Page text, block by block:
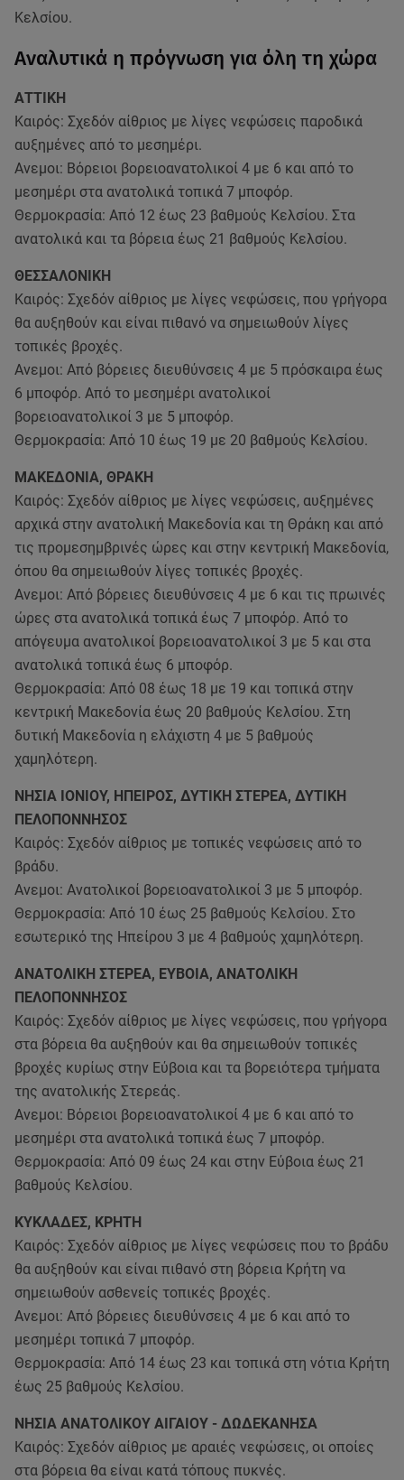
Κελσίου.
Αναλυτικά η πρόγνωση για όλη τη χώρα
ΑΤΤΙΚΗ
Καιρός: Σχεδόν αίθριος με λίγες νεφώσεις παροδικά
αυξημένες από το μεσημέρι.
Ανεμοι: Βόρειοι βορειοανατολικοί 4 με 6 και από το
μεσημέρι στα ανατολικά τοπικά 7 μποφόρ.
Θερμοκρασία: Από 12 έως 23 βαθμούς Κελσίου. Στα
ανατολικά και τα βόρεια έως 21 βαθμούς Κελσίου.
ΘΕΣΣΑΛΟΝΙΚΗ
Καιρός: Σχεδόν αίθριος με λίγες νεφώσεις, που γρήγορα
θα αυξηθούν και είναι πιθανό να σημειωθούν λίγες
τοπικές βροχές.
Ανεμοι: Από βόρειες διευθύνσεις 4 με 5 πρόσκαιρα έως
6 μποφόρ. Από το μεσημέρι ανατολικοί
βορειοανατολικοί 3 με 5 μποφόρ.
Θερμοκρασία: Από 10 έως 19 με 20 βαθμούς Κελσίου.
ΜΑΚΕΔΟΝΙΑ, ΘΡΑΚΗ
Καιρός: Σχεδόν αίθριος με λίγες νεφώσεις, αυξημένες
αρχικά στην ανατολική Μακεδονία και τη Θράκη και από
τις προμεσημβρινές ώρες και στην κεντρική Μακεδονία,
όπου θα σημειωθούν λίγες τοπικές βροχές.
Ανεμοι: Από βόρειες διευθύνσεις 4 με 6 και τις πρωινές
ώρες στα ανατολικά τοπικά έως 7 μποφόρ. Από το
απόγευμα ανατολικοί βορειοανατολικοί 3 με 5 και στα
ανατολικά τοπικά έως 6 μποφόρ.
Θερμοκρασία: Από 08 έως 18 με 19 και τοπικά στην
κεντρική Μακεδονία έως 20 βαθμούς Κελσίου. Στη
δυτική Μακεδονία η ελάχιστη 4 με 5 βαθμούς
χαμηλότερη.
ΝΗΣΙΑ ΙΟΝΙΟΥ, ΗΠΕΙΡΟΣ, ΔΥΤΙΚΗ ΣΤΕΡΕΑ, ΔΥΤΙΚΗ
ΠΕΛΟΠΟΝΝΗΣΟΣ
Καιρός: Σχεδόν αίθριος με τοπικές νεφώσεις από το
βράδυ.
Ανεμοι: Ανατολικοί βορειοανατολικοί 3 με 5 μποφόρ.
Θερμοκρασία: Από 10 έως 25 βαθμούς Κελσίου. Στο
εσωτερικό της Ηπείρου 3 με 4 βαθμούς χαμηλότερη.
ΑΝΑΤΟΛΙΚΗ ΣΤΕΡΕΑ, ΕΥΒΟΙΑ, ΑΝΑΤΟΛΙΚΗ
ΠΕΛΟΠΟΝΝΗΣΟΣ
Καιρός: Σχεδόν αίθριος με λίγες νεφώσεις, που γρήγορα
στα βόρεια θα αυξηθούν και θα σημειωθούν τοπικές
βροχές κυρίως στην Εύβοια και τα βορειότερα τμήματα
της ανατολικής Στερεάς.
Ανεμοι: Βόρειοι βορειοανατολικοί 4 με 6 και από το
μεσημέρι στα ανατολικά τοπικά έως 7 μποφόρ.
Θερμοκρασία: Από 09 έως 24 και στην Εύβοια έως 21
βαθμούς Κελσίου.
ΚΥΚΛΑΔΕΣ, ΚΡΗΤΗ
Καιρός: Σχεδόν αίθριος με λίγες νεφώσεις που το βράδυ
θα αυξηθούν και είναι πιθανό στη βόρεια Κρήτη να
σημειωθούν ασθενείς τοπικές βροχές.
Ανεμοι: Από βόρειες διευθύνσεις 4 με 6 και από το
μεσημέρι τοπικά 7 μποφόρ.
Θερμοκρασία: Από 14 έως 23 και τοπικά στη νότια Κρήτη
έως 25 βαθμούς Κελσίου.
ΝΗΣΙΑ ΑΝΑΤΟΛΙΚΟΥ ΑΙΓΑΙΟΥ - ΔΩΔΕΚΑΝΗΣΑ
Καιρός: Σχεδόν αίθριος με αραιές νεφώσεις, οι οποίες
στα βόρεια θα είναι κατά τόπους πυκνές.